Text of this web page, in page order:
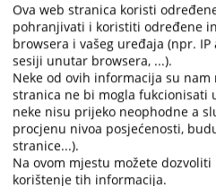
Ova web stranica koristi
pohranjivati i koristiti određene
browsera i vašeg uređaja (npr.
sesiji unutar browsera, ...).
Neke od ovih informacija su
stranica ne bi mogla fukcionisati
neke nisu prijeko neophodne a
procjenu nivoa posjećenosti,
stranice...).
Na ovom mjestu možete
korištenje tih informacija.